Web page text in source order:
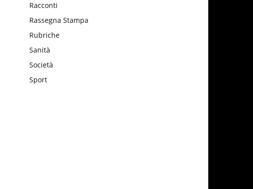
Racconti
Rassegna Stampa
Rubriche
Sanità
Società
Sport